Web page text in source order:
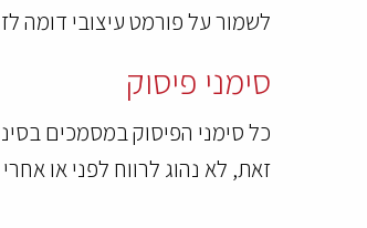
לשמור על פורמט עיצובי דומה
סימני פיסוק
כל סימני הפיסוק במסמכים
זאת, לא נהוג לרווח לפני או אחרי